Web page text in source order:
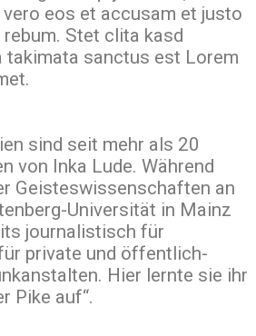
eos et accusam et justo
Stet clita kasd
takimata sanctus est Lorem
sind seit mehr als 20
von Inka Lude. Während
Geisteswissenschaften an
Universität in Mainz
journalistisch für
private und öffentlich-
Hier lernte sie ihr
Pike auf“.